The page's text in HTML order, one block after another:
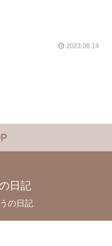
2023.08.14
日記
の日記.